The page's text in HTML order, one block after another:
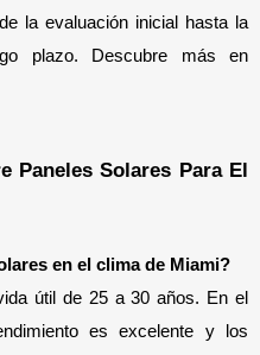
la evaluación inicial hasta la
Paneles Solares Para El
en el clima de Miami?
útil de 25 a 30 años. En el
es excelente y los